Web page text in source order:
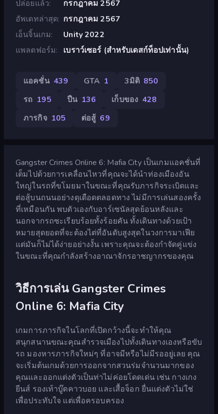
ปล่อยแล้ว
กรกฎาคม 2567
อัพเดทล่าสุด กรกฎาคม 2567
เอ็นจิ้นเกม
Unity 2022
แพลตฟอร์ม
เบราว์เซอร์ (สำหรับเดสก์ท็อปเท่านั้น)
แอคชั่น 439 GTA 1 3มิติ 850
รถ 195 ปืน 136 เก็บของ 428
ภารกิจ 105 ต่อสู้ 69
Gangster Crimes Online 6: Mafia City เป็นเกมแอคชั่นที่
เต็มไปด้วยการเคลื่อนไหวที่คุณจะได้นำท่องเมืองอัน
ใหญ่ในรถที่ขโมยมาในขณะที่คุณรับภารกิจระเบิดและ
ต่อสู้บนถนนอย่างดุเดือดตลอดทาง ไม่มีการเล่นสองครั้ง
ที่เหมือนกัน พบตัวเองกับอาร์เซนัลสุดย้อนหลังและ
นอกจากรถซะเรียบร้อยทั้งร้อยคัน ทั้งเดินทางด้วยเป้า
หมายสุดยอดที่จะต้องไต่ที่อันดับสูงสุดในวงการมาเฟีย
แต่มันก็ไม่ได้ง่ายอย่างงั้น เพราะคุณจะต้องกำจัดคู่แข่ง
ในขณะที่คุณกำลังสร้างอาณาจักรอาชญากรของคุณ
วิธีการเล่น Gangster Crimes
Online 6: Mafia City
เกมการภารกิจในโลกที่เปิดกว้างนี้จะทำให้คุณ
สนุกสนานขณะคุณสำรวจเมืองไปทั้งเดินทางเองหรือขับ
รถ มองหารภารกิจใหม่ๆ ที่อาจมีหรือไม่มีรออยู่เลย คุณ
จะเริ่มต้นเกมด้วยการออกจากสวนร่มจำนวนมากของ
คุณและออกแต่งตัวเป็นท่าไม่ค่อยโดดเด่น เช่น กางเกง
ยีนส์ รองเท้าบู๊ตคาวบอย และเสื้อจ็อก ยื่นแต่งตัวไม่ใช่
เพื่อประทับใจ แต่เพื่อครอบครอง